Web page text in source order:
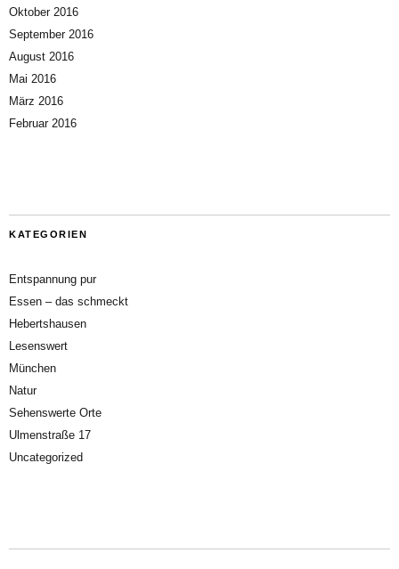
Oktober 2016
September 2016
August 2016
Mai 2016
März 2016
Februar 2016
KATEGORIEN
Entspannung pur
Essen – das schmeckt
Hebertshausen
Lesenswert
München
Natur
Sehenswerte Orte
Ulmenstraße 17
Uncategorized